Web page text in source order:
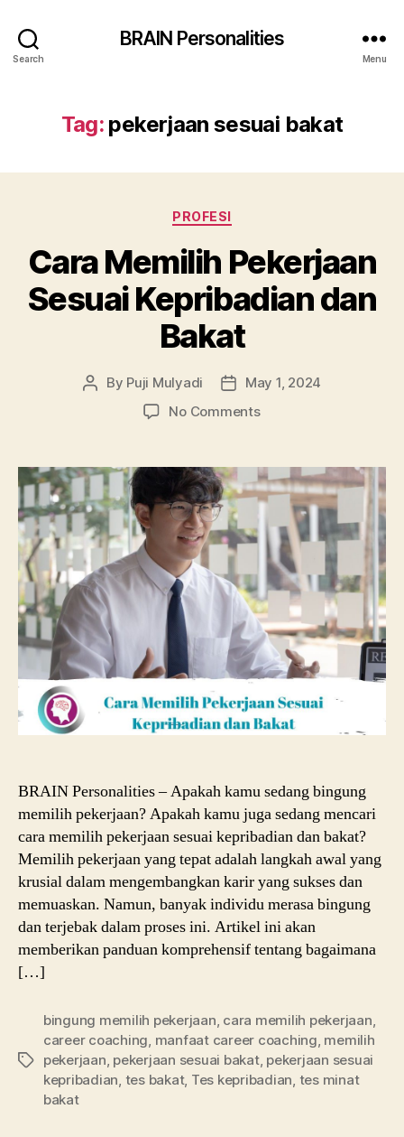
Search
BRAIN Personalities
Menu
Tag: pekerjaan sesuai bakat
Categories
PROFESI
Cara Memilih Pekerjaan
Sesuai Kepribadian dan
Bakat
Post
By Puji Mulyadi
PostMay 1, 2024
No Commentson
Pekerjaan
Sesuai
Kepribadian
dan
Bakat
BRAIN Personalities – Apakah kamu sedang bingung
memilih pekerjaan? Apakah kamu juga sedang mencari
cara memilih pekerjaan sesuai kepribadian dan bakat?
Memilih pekerjaan yang tepat adalah langkah awal yang
krusial dalam mengembangkan karir yang sukses dan
memuaskan. Namun, banyak individu merasa bingung
dan terjebak dalam proses ini. Artikel ini akan
memberikan panduan komprehensif tentang bagaimana
[…]
Tags
bingung memilih pekerjaan, cara memilih pekerjaan,
career coaching, manfaat career coaching, memilih
pekerjaan, pekerjaan sesuai bakat, pekerjaan sesuai
kepribadian, tes bakat, Tes kepribadian, tes minat
bakat